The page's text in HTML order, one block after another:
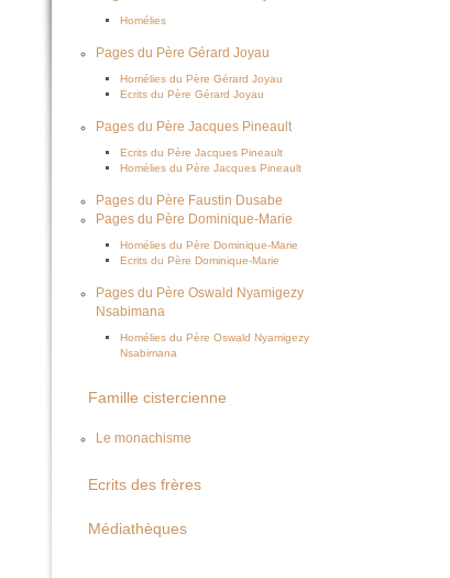
Homélies
Pages du Père Gérard Joyau
Homélies du Père Gérard Joyau
Ecrits du Père Gérard Joyau
Pages du Père Jacques Pineault
Ecrits du Père Jacques Pineault
Homélies du Père Jacques Pineault
Pages du Père Faustin Dusabe
Pages du Père Dominique-Marie
Homélies du Père Dominique-Marie
Ecrits du Père Dominique-Marie
Pages du Père Oswald Nyamigezy
Nsabimana
Homélies du Père Oswald Nyamigezy
Nsabimana
Famille cistercienne
Le monachisme
Ecrits des frères
Médiathèques